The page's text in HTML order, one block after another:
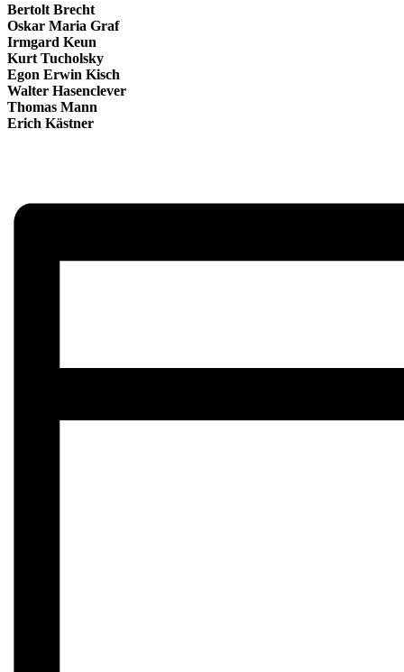
Bertolt Brecht
Oskar Maria Graf
Irmgard Keun
Kurt Tucholsky
Egon Erwin Kisch
Walter Hasenclever
Thomas Mann
Erich Kästner